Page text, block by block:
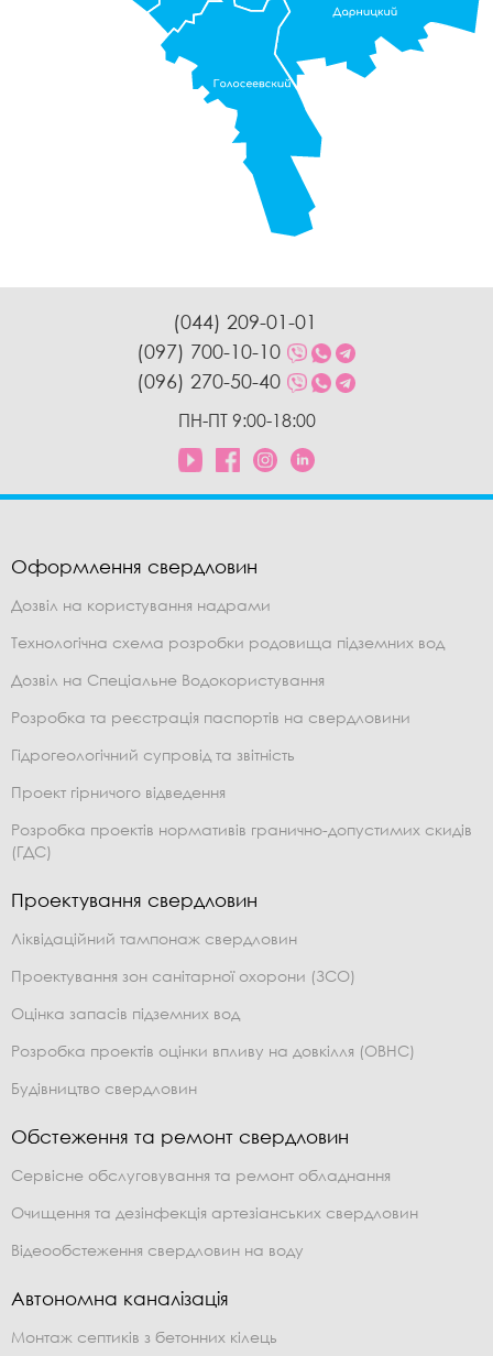
(044) 209-01-01
(097) 700-10-10
(096) 270-50-40
ПН-ПТ 9:00-18:00
Оформлення свердловин
Дозвіл на користування надрами
Технологічна схема розробки родовища підземних вод
Дозвіл на Спеціальне Водокористування
Розробка та реєстрація паспортів на свердловини
Гідрогеологічний супровід та звітність
Проект гірничого відведення
Розробка проектів нормативів гранично-допустимих скидів
(ГДС)
Проектування свердловин
Ліквідаційний тампонаж свердловин
Проектування зон санітарної охорони (ЗСО)
Оцінка запасів підземних вод
Розробка проектів оцінки впливу на довкілля (ОВНС)
Будівництво свердловин
Обстеження та ремонт свердловин
Сервісне обслуговування та ремонт обладнання
Очищення та дезінфекція артезіанських свердловин
Відеообстеження свердловин на воду
Автономна каналізація
Монтаж септиків з бетонних кілець